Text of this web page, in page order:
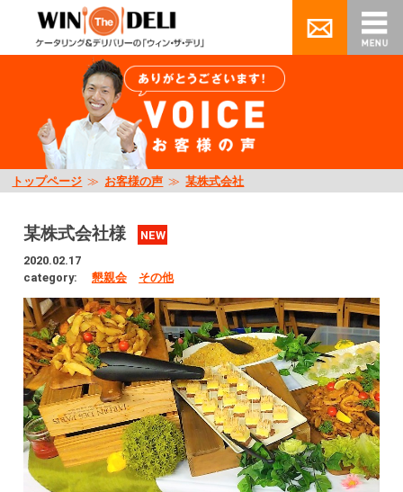
トップページ ≫ お客様の声 ≫某株式会社
某株式会社様
NEW
2020.02.17
category:
懇親会 その他